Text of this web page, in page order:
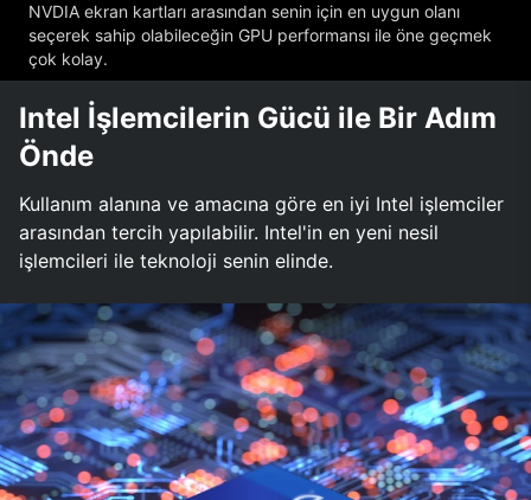
NVDIA ekran kartları arasından senin için en uygun olanı
seçerek sahip olabileceğin GPU performansı ile öne geçmek
çok kolay.
Intel İşlemcilerin Gücü ile Bir Adım
Önde
Kullanım alanına ve amacına göre en iyi Intel işlemciler
arasından tercih yapılabilir. Intel'in en yeni nesil
işlemcileri ile teknoloji senin elinde.